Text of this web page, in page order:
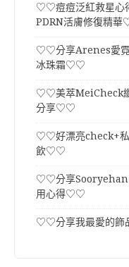
♡♡痘痘泛紅救星心
PDRN活膚修復精
♡♡分享Arenes愛霓
冰珠霜♡♡
♡♡美萃MeiCheck
分享♡♡
♡♡好漂亮check+私
飲♡♡
♡♡分享Sooryehan
用心得♡♡
♡♡分享我最愛的